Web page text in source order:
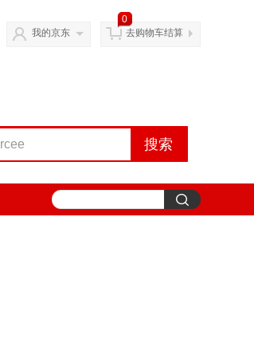
我的京东
0
去购物车结算
搜索